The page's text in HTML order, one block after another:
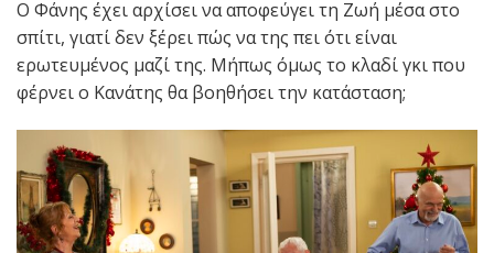
Ο Φάνης έχει αρχίσει να αποφεύγει τη Ζωή μέσα στο
σπίτι, γιατί δεν ξέρει πώς να της πει ότι είναι
ερωτευμένος μαζί της. Μήπως όμως το κλαδί γκι που
φέρνει ο Κανάτης θα βοηθήσει την κατάσταση;